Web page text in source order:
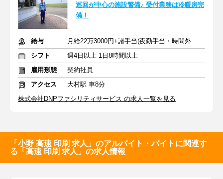
巡回が中心の施設警備♪ 受付業務は冷暖房完
備！
給与
月給22万3000円+諸手当(夜勤手当・時間外手当・深夜割増)+交通費
シフト
週4日以上 1日8時間以上
雇用形態
契約社員
アクセス
大村駅 車8分
株式会社DNPファシリティサービス の求人一覧を見る
「小野 高速 印刷 求人」のアルバイト・バイトに関連す
る「高速 印刷 求人」の求人情報